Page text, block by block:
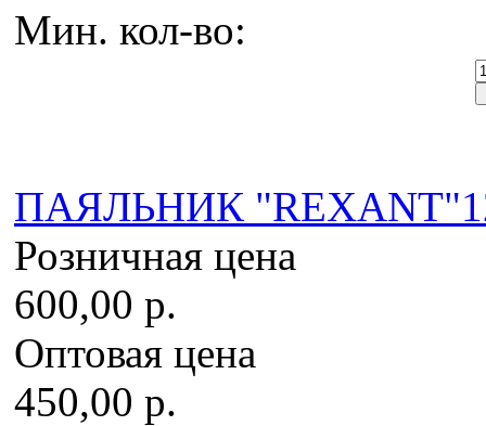
Мин. кол-во:
ПАЯЛЬНИК
Розничная цена
600,00 р.
Оптовая цена
450,00 р.